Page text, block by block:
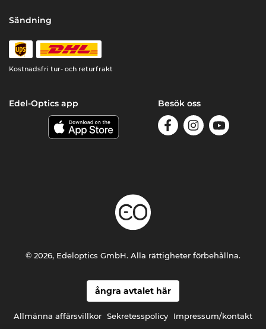
Sändning
Kostnadsfri tur- och returfrakt
Edel-Optics app Besök oss
ångra avtalet här
Allmänna affärsvillkor Sekretesspolicy Impressum/kontakt
© 2026, Edeloptics GmbH. Alla rättigheter förbehållna.